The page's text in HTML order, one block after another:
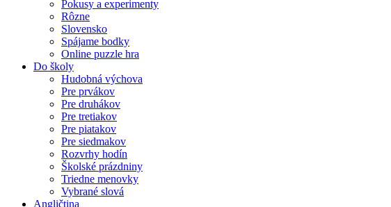
Pokusy a experimenty
Rôzne
Slovensko
Spájame bodky
Online puzzle hra
Do školy
Hudobná výchova
Pre prvákov
Pre druhákov
Pre tretiakov
Pre piatakov
Pre siedmakov
Rozvrhy hodín
Školské prázdniny
Triedne menovky
Vybrané slová
Angličtina